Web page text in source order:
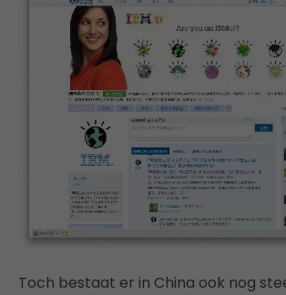
Toch bestaat er in China ook nog